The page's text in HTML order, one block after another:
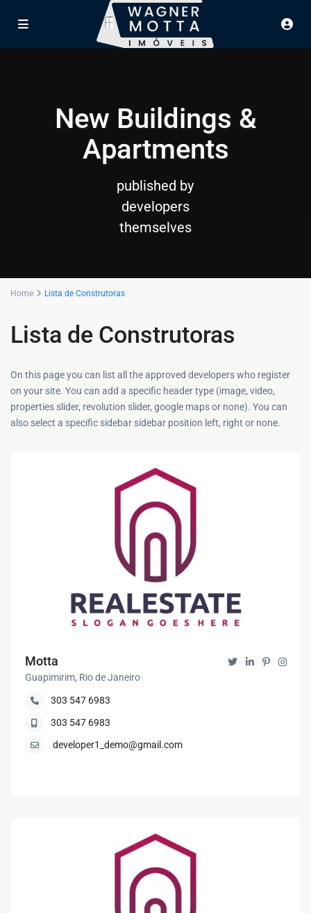
New Buildings &
Apartments
published by
developers
themselves
Home Lista de Construtoras
Lista de Construtoras
On this page you can list all the approved developers who register
on your site. You can add a specific header type (image, video,
properties slider, revolution slider, google maps or none). You can
also select a specific sidebar sidebar position left, right or none.
Motta
Guapimirim, Rio de Janeiro
303 547 6983
303 547 6983
developer1_demo@gmail.com